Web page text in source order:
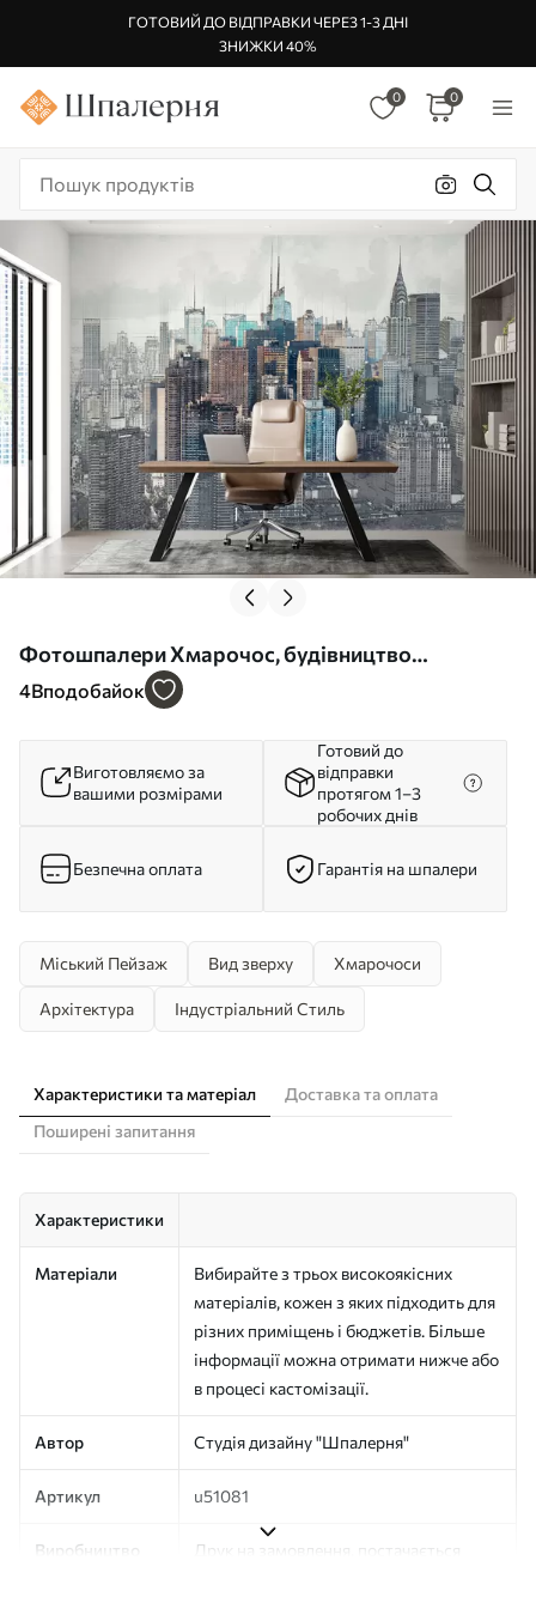
ГОТОВИЙ ДО ВІДПРАВКИ ЧЕРЕЗ 1-3 ДНІ
ЗНИЖКИ 40%
0 0
Фотошпалери Хмарочос, будівництво
електронного світу u51081
4Вподобайок
Виготовляємо за
вашими розмірами
Готовий до
відправки
протягом 1–3
робочих днів
Безпечна оплата Гарантія на шпалери
Міський Пейзаж Вид зверху Хмарочоси
Архітектура Індустріальний Стиль
Характеристики та матеріал
Доставка та оплата
Поширені запитання
Характеристики
Матеріали
Вибирайте з трьох високоякісних
матеріалів, кожен з яких підходить для
різних приміщень і бюджетів. Більше
інформації можна отримати нижче або
в процесі кастомізації.
Автор Студія дизайну "Шпалерня"
Артикул u51081
Виробництво
Друк на замовлення, постачається